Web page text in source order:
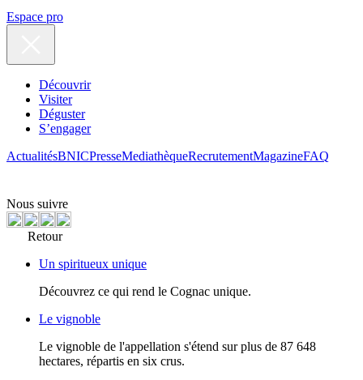
Espace pro
Découvrir
Visiter
Déguster
S’engager
ActualitésBNICPresseMediathèqueRecrutementMagazineFAQ
Nous suivre
Retour
Un spiritueux unique
Découvrez ce qui rend le Cognac unique.
Le vignoble
Le vignoble de l'appellation s'étend sur plus de 87 648
hectares, répartis en six crus.